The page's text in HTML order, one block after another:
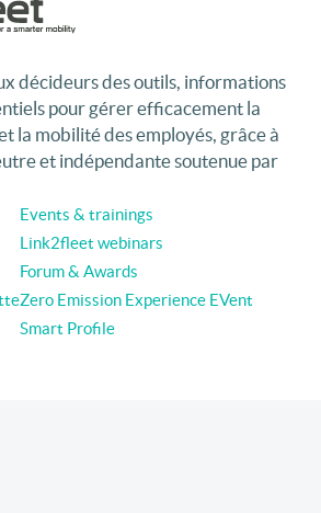
décideurs des outils, informations
pour gérer efficacement la
la mobilité des employés, grâce à
et indépendante soutenue par
Events & trainings
Link2fleet webinars
Forum & Awards
Zero Emission Experience EVent
Smart Profile